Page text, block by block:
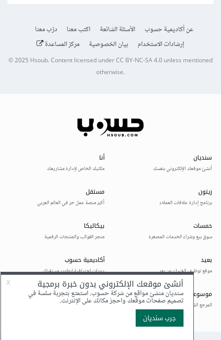
عن أكاديمية حسوب الأسئلة الشائعة اكتب معنا
درّب معنا
إرشادات الاستخدام
بيان الخصوصية مركز المساعدة
© 2025Hsoub.Content licensed underCC BY-NC-SA 4.0unless mentioned
otherwise.